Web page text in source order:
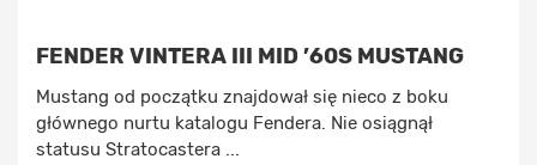
FENDER VINTERA III MID ’60S MUSTANG
Mustang od początku znajdował się nieco z boku
głównego nurtu katalogu Fendera. Nie osiągnął
statusu Stratocastera ...